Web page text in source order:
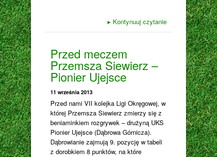
▸ Kontynuuj czytanie
Przed meczem
Przemsza Siewierz –
Pionier Ujejsce
11 września 2013
Przed nami VII kolejka Ligi Okręgowej, w
której Przemsza Siewierz zmierzy się z
beniaminkiem rozgrywek – drużyną UKS
Pionier Ujejsce (Dąbrowa Górnicza).
Dąbrowianie zajmują 9. pozycję w tabeli
z dorobkiem 8 punktów, na które